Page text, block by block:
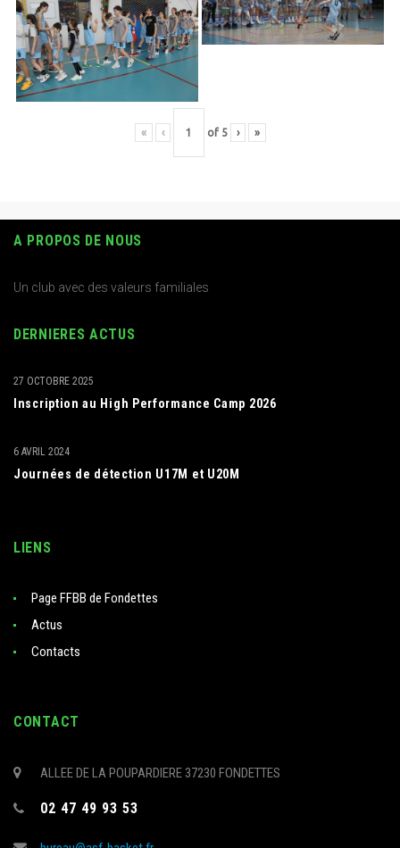
« ‹ of 5 › »
A PROPOS DE NOUS
Un club avec des valeurs familiales
DERNIERES ACTUS
Inscription au High Performance Camp 2026
27 OCTOBRE 2025
Journées de détection U17M et U20M
6 AVRIL 2024
LIENS
Page FFBB de Fondettes
Actus
Contacts
CONTACT
ALLEE DE LA POUPARDIERE 37230 FONDETTES
02 47 49 93 53